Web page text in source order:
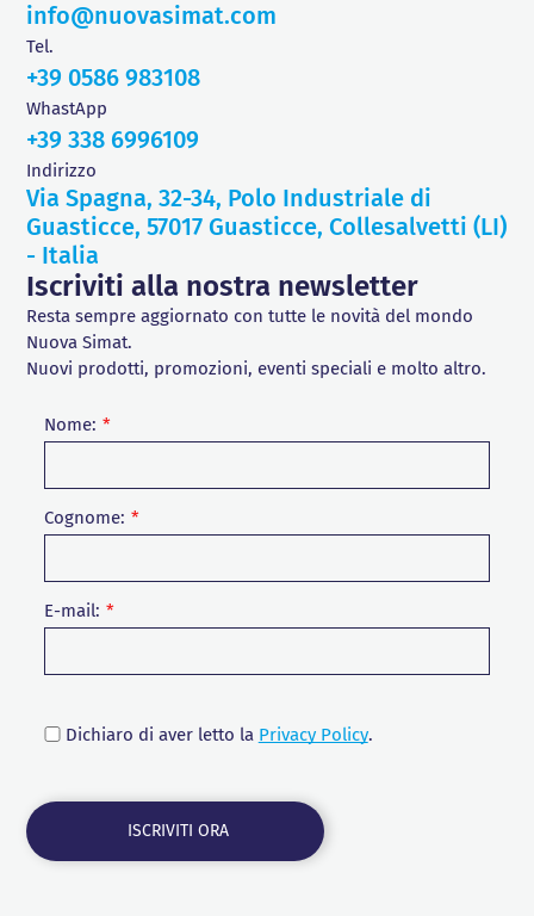
Iscriviti alla nostra newsletter
Resta sempre aggiornato con tutte le novità del mondo
Nuova Simat.
Nuovi prodotti, promozioni, eventi speciali e molto altro.
Nome:
Cognome:
E-mail:
Dichiaro di aver letto la Privacy Policy.
info@nuovasimat.com
Tel.
+39 0586 983108
WhastApp
+39 338 6996109
Indirizzo
Via Spagna, 32-34, Polo Industriale di
Guasticce, 57017 Guasticce, Collesalvetti (LI)
- Italia